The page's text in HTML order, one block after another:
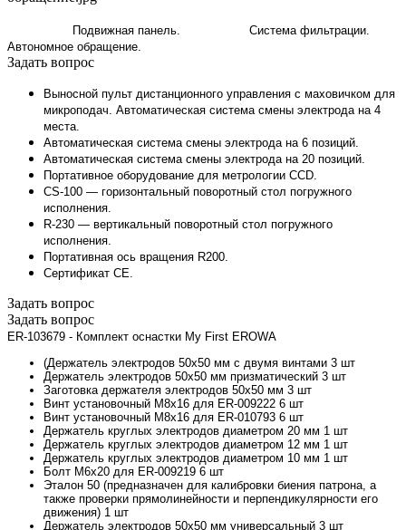
Подвижная панель. Система фильтрации.
Автономное обращение.
Задать вопрос
Выносной пульт дистанционного управления с маховичком для
микроподач. Автоматическая система смены электрода на 4
места.
Автоматическая система смены электрода на 6 позиций.
Автоматическая система смены электрода на 20 позиций.
Портативное оборудование для метрологии CCD.
CS-100 — горизонтальный поворотный стол погружного
исполнения.
R-230 — вертикальный поворотный стол погружного
исполнения.
Портативная ось вращения R200.
Сертификат СЕ.
Задать вопрос
Задать вопрос
ER-103679 - Комплект оснастки My First EROWA
(Держатель электродов 50x50 мм с двумя винтами 3 шт
Держатель электродов 50х50 мм призматический 3 шт
Заготовка держателя электродов 50х50 мм 3 шт
Винт установочный М8х16 для ER-009222 6 шт
Винт установочный М8х16 для ER-010793 6 шт
Держатель круглых электродов диаметром 20 мм 1 шт
Держатель круглых электродов диаметром 12 мм 1 шт
Держатель круглых электродов диаметром 10 мм 1 шт
Болт М6х20 для ER-009219 6 шт
Эталон 50 (предназначен для калибровки биения патрона, а
также проверки прямолинейности и перпендикулярности его
движения) 1 шт
Держатель электродов 50х50 мм универсальный 3 шт